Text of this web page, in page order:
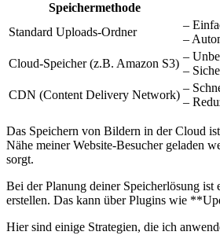
Speichermethode
Standard⁢ Uploads-Ordner
–
–
Cloud-Speicher (z.B. Amazon S3)
–
–
CDN (Content Delivery Network)
–
–
Das Speichern ‌von Bildern in der ⁣Cloud
Nähe ‌meiner ⁢Website-Besucher‍ geladen⁢
sorgt.
Bei der Planung‍ deiner ⁤Speicherlösung​
erstellen. Das‍ kann über Plugins‌ wie
Hier sind einige​ Strategien, die ich